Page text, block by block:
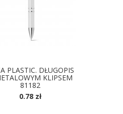
PLASTIC. DŁUGOPIS
KLIPSEM
81182
0.78 zł